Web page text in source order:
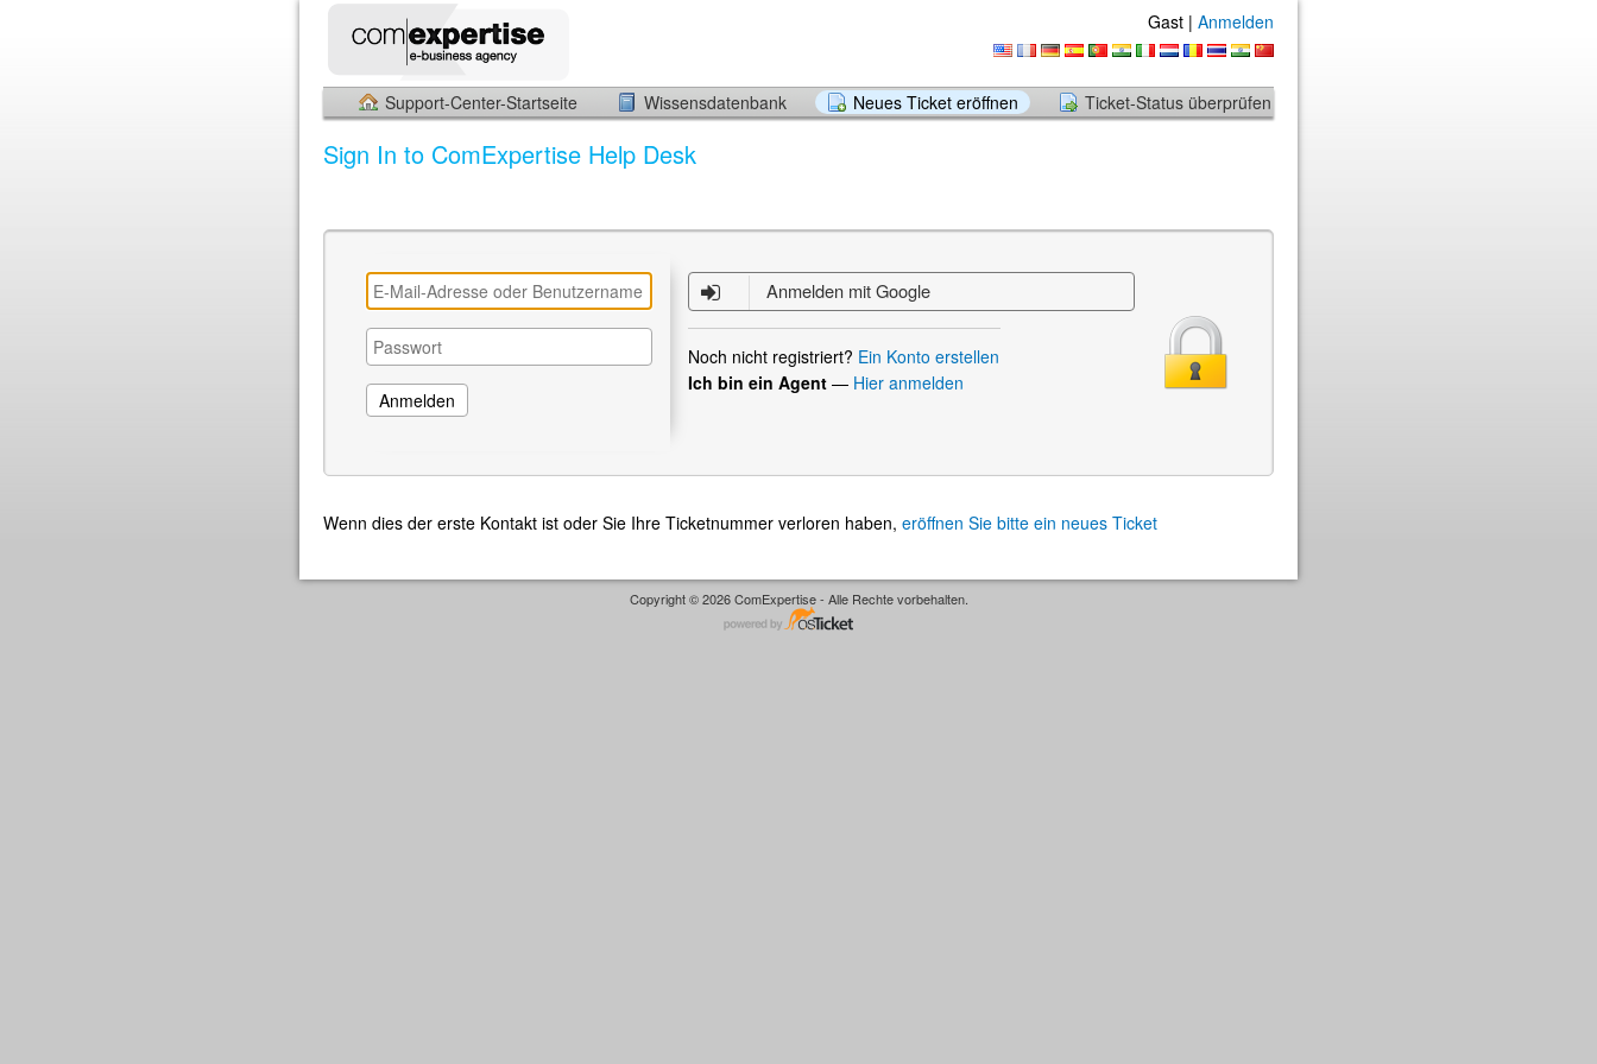
Gast | Anmelden
Support-Center-Startseite Wissensdatenbank Neues Ticket eröffnen Ticket-Status überprüfen
Sign In to ComExpertise Help Desk
Anmelden mit Google
Noch nicht registriert? Ein Konto erstellen
Ich bin ein Agent — Hier anmelden
Wenn dies der erste Kontakt ist oder Sie Ihre Ticketnummer verloren haben, eröffnen Sie bitte ein neues Ticket
Copyright © 2026 ComExpertise - Alle Rechte vorbehalten.